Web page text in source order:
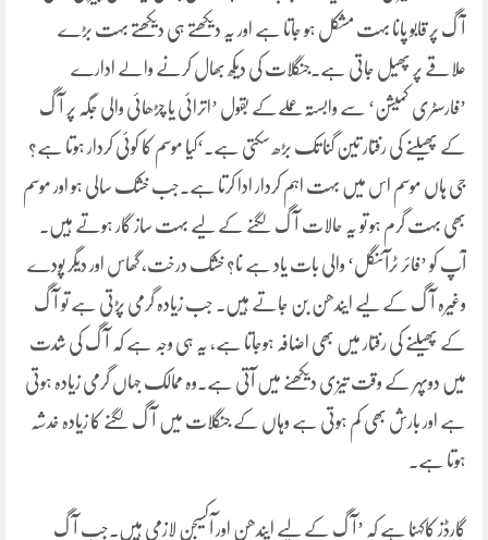
آگ پر قابو پانا بہت مشکل ہو جاتا ہے اور یہ دیکھتے ہی دیکھتے بہت بڑے
علاقے پر پھیل جاتی ہے۔جنگلات کی دیکھ بھال کرنے والے ادارے
’فارسٹری کمیشن‘ سے وابستہ عملےکے بقول ’اترائی یا چڑھائی والی جگہ پر آگ
کے پھیلنے کی رفتار تین گنا تک بڑھ سکتی ہے۔‘کیا موسم کا کوئی کردار ہوتا ہے؟
جی ہاں موسم اس میں بہت اہم کردار ادا کرتا ہے۔جب خشک سالی ہو اور موسم
بھی بہت گرم ہو تو یہ حالات آگ لگنے کے لیے بہت ساز گار ہوتے ہیں۔
آپ کو ’فائر ٹرآئنگل‘ والی بات یاد ہے نا؟ خشک درخت، گھاس اور دیگر پودے
وغیرہ آگ کے لیے ایندھن بن جاتے ہیں۔ جب زیادہ گرمی پڑتی ہے تو آگ
کے پھیلنے کی رفتار میں بھی اضافہ ہوجاتا ہے، یہ ہی وجہ ہے کہ آگ کی شدت
میں دوپہر کے وقت تیزی دیکھنے میں آتی ہے۔وہ ممالک جہاں گرمی زیادہ ہوتی
ہے اور بارش بھی کم ہوتی ہے وہاں کے جنگلات میں آگ لگنے کا زیادہ خدشہ
ہوتا ہے۔
گارڈز کاکہنا ہے کہ ’آگ کے لیے ایندھن اور آکسیجن لازمی ہیں۔جب آگ